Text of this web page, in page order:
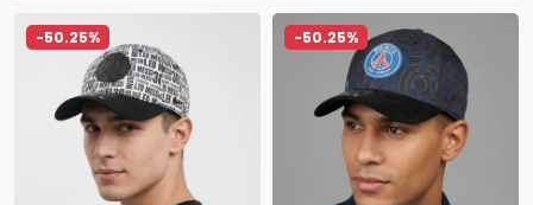
-50.25% -50.25%